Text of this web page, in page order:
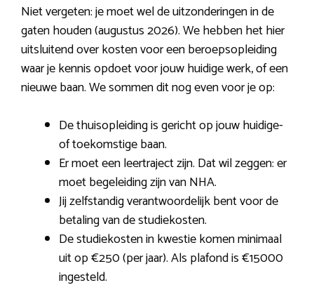
Niet vergeten: je moet wel de uitzonderingen in de
gaten houden (augustus 2026). We hebben het hier
uitsluitend over kosten voor een beroepsopleiding
waar je kennis opdoet voor jouw huidige werk, of een
nieuwe baan. We sommen dit nog even voor je op:
De thuisopleiding is gericht op jouw huidige-
of toekomstige baan.
Er moet een leertraject zijn. Dat wil zeggen: er
moet begeleiding zijn van NHA.
Jij zelfstandig verantwoordelijk bent voor de
betaling van de studiekosten.
De studiekosten in kwestie komen minimaal
uit op €250 (per jaar). Als plafond is €15000
ingesteld.